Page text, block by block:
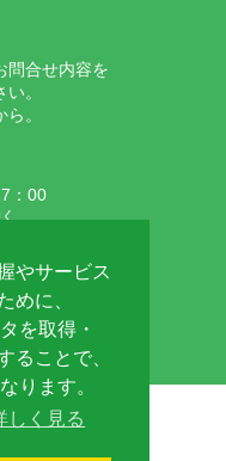
やサービス
めに、
を取得・
ることで、
ります。
しく見る
問合せ内容を
。
。
：00
利用した、
ります。